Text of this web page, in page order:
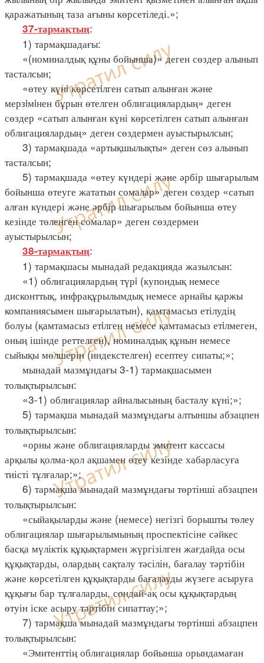
қаражатының таза ағыны көрсетіледі.»;
37-тармақтың:
1) тармақшадағы:
«(номиналдық құны бойынша)» деген сөздер алынып
тасталсын;
«өтеу күнi көрсетiлген сатып алынған және
мерзiмiнен бұрын өтелген облигациялардың» деген
сөздер «сатып алынған күні көрсетілген сатып алынған
облигациялардың» деген сөздермен ауыстырылсын;
3) тармақшада «артықшылықты» деген сөз алынып
тасталсын;
5) тармақшада «өтеу күндері және әрбір шығарылым
бойынша өтеуге жататын сомалар» деген сөздер «сатып
алған күндері және әрбір шығарылым бойынша өтеу
кезінде төленген сомалар» деген сөздермен
ауыстырылсын;
38-тармақтың:
1) тармақшасы мынадай редакцияда жазылсын:
«1) облигациялардың түрi (купондық немесе
дисконттық, инфрақұрылымдық немесе арнайы қаржы
компаниясымен шығарылатын), қамтамасыз етілудің
болуы (қамтамасыз етiлген немесе қамтамасыз етiлмеген,
оның ішінде реттелген), номиналдық құнын немесе
сыйықы мөлшерін (индекстелген) есептеу сипаты;»;
мынадай мазмұндағы 3-1) тармақшасымен
толықтырылсын:
«3-1) облигациялар айналысының басталу күні;»;
5) тармақша мынадай мазмұндағы алтыншы абзацпен
толықтырылсын:
«орны және облигацияларды эмитент кассасы
арқылы қолма-қол ақшамен өтеу кезінде хабарласуға
тиісті тұлғалар;»;
6) тармақша мынадай мазмұндағы төртінші абзацпен
толықтырылсын:
«сыйақыларды және (немесе) негізгі борышты төлеу
облигациялар шығарылымының проспектісіне сәйкес
басқа мүліктік құқықтармен жүргізілген жағдайда осы
құқықтарды, олардың сақталу тәсілін, бағалау тәртібін
және көрсетілген құқықтарды бағалауды жүзеге асыруға
құқығы бар тұлғаларды, сондай-ақ осы құқықтардың
өтуін іске асыру тәртібін сипаттау;»;
7) тармақша мынадай мазмұндағы төртінші абзацпен
толықтырылсын:
«Эмитенттің облигациялар бойынша орындамаған